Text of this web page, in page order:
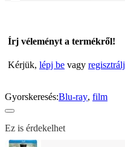
Írj véleményt a termékről!
Kérjük, lépj be vagy regisztrálj
Gyorskeresés:Blu-ray, film
Ez is érdekelhet